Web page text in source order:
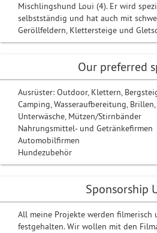
Mischlingshund Loui (4). Er wird
selbstständig und hat auch mit
Geröllfeldern, Klettersteige und
Our preferred
Ausrüster: Outdoor, Klettern,
Camping, Wasseraufbereitung,
Unterwäsche, Mützen/Stirnbänder
Nahrungsmittel- und Getränkefirmen
Automobilfirmen
Hundezubehör
Sponsorship
All meine Projekte werden filmerisch
festgehalten. Wir wollen mit den